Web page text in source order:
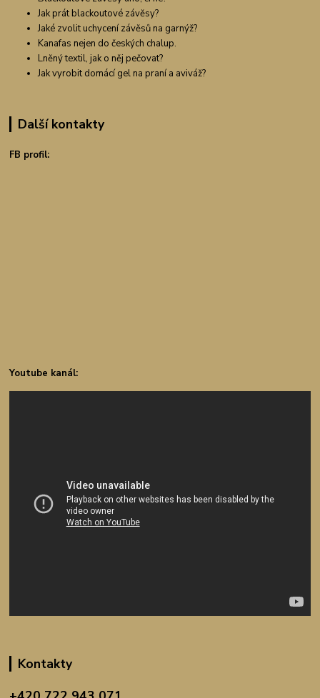
Jak prát blackoutové závěsy?
Jaké zvolit uchycení závěsů na garnýž?
Kanafas nejen do českých chalup.
Lněný textil, jak o něj pečovat?
Jak vyrobit domácí gel na praní a aviváž?
Další kontakty
FB profil:
Youtube kanál:
Kontakty